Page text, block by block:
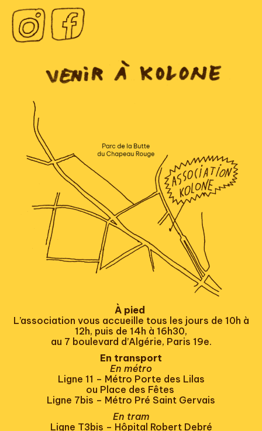
À pied
L’association vous accueille tous les jours de 10h à
12h, puis de 14h à 16h30,
au 7 boulevard d’Algérie, Paris 19e.
En transport
En métro
Ligne 11 – Métro Porte des Lilas
ou Place des Fêtes
Ligne 7bis – Métro Pré Saint Gervais
En tram
Ligne T3bis – Hôpital Robert Debré